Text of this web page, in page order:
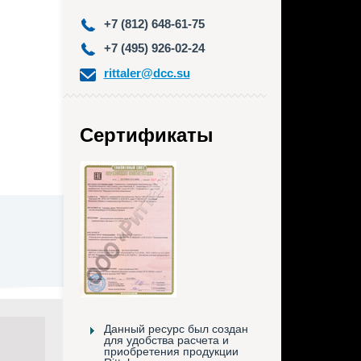
+7 (812) 648-61-75
+7 (495) 926-02-24
rittaler@dcc.su
Сертификаты
Данный ресурс был создан
для удобства расчета и
приобретения продукции